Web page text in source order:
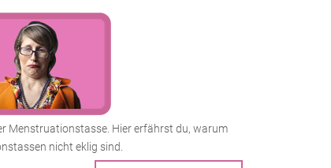
Menstruationstasse. Hier erfährst du, warum
nicht eklig sind.